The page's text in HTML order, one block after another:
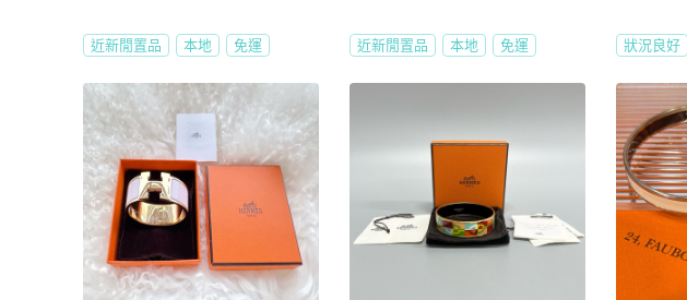
近新閒置品 本地 免運 近新閒置品 本地 免運 狀況良好